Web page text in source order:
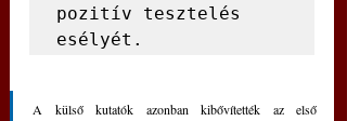
pozitív tesztelés
esélyét.
A külső kutatók azonban kibővítették az első